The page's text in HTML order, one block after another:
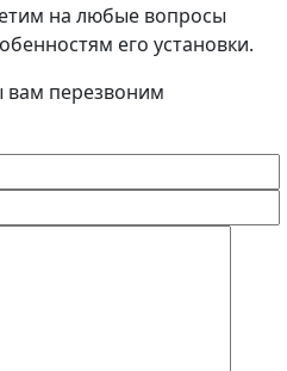
на любые вопросы
его установки.
перезвоним